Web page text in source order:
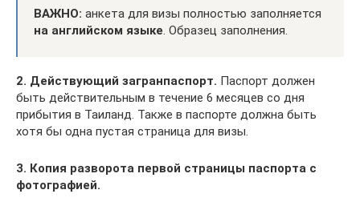
ВАЖНО: анкета для визы полностью заполняется
на английском языке . Образец заполнения.
2. Действующий загранпаспорт. Паспорт должен
быть действительным в течение 6 месяцев со дня
прибытия в Таиланд. Также в паспорте должна быть
хотя бы одна пустая страница для визы.
3. Копия разворота первой страницы паспорта с
фотографией.